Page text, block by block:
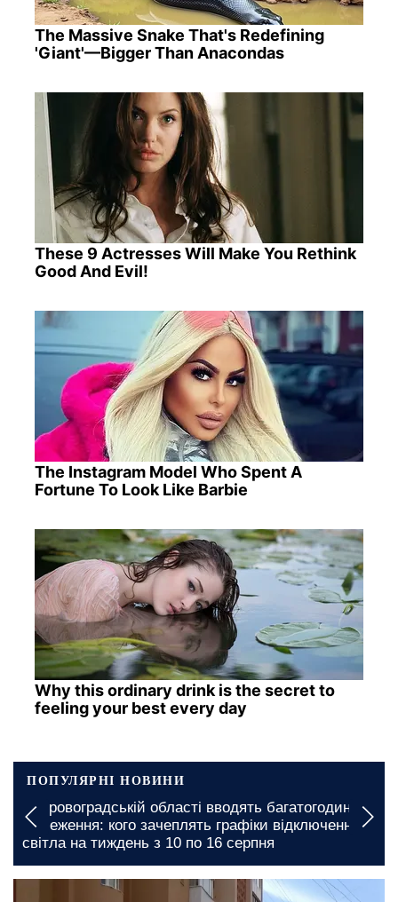
The Massive Snake That's Redefining
'Giant'—Bigger Than Anacondas
These 9 Actresses Will Make You Rethink
Good And Evil!
The Instagram Model Who Spent A
Fortune To Look Like Barbie
Why this ordinary drink is the secret to
feeling your best every day
ПОПУЛЯРНІ НОВИНИ
У Кіровоградській області вводять багатогодинні
обмеження: кого зачеплять графіки відключення
світла на тиждень з 10 по 16 серпня
17 лютого, 11:00